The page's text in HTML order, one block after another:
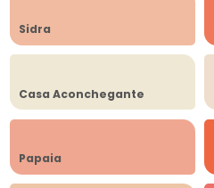
Sidra
Casa Aconchegante
Papaia